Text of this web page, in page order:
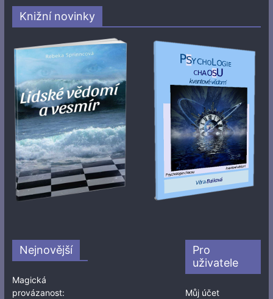
Knižní novinky
Nejnovější
Magická
provázanost:
Pro
uživatele
Můj účet